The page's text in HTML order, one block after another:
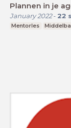
Plannen in je
January 2022- 22
Mentorles